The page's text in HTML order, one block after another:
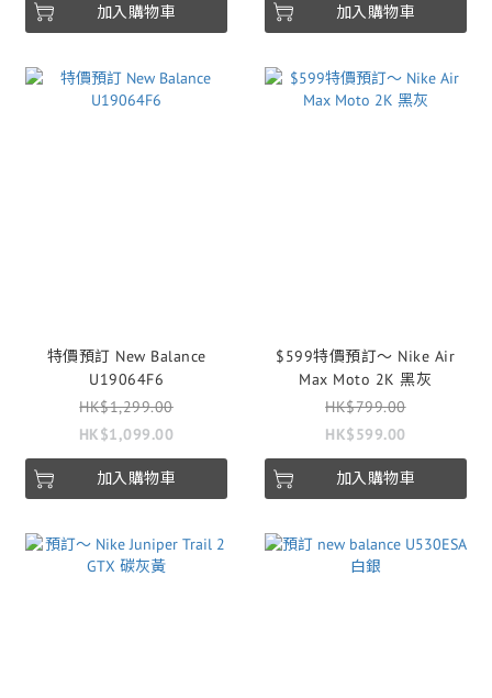
加入購物車 加入購物車
特價預訂 New Balance
U19064F6
HK$1,299.00
HK$1,099.00
加入購物車
$599特價預訂～ Nike Air
Max Moto 2K 黑灰
HK$799.00
HK$599.00
加入購物車